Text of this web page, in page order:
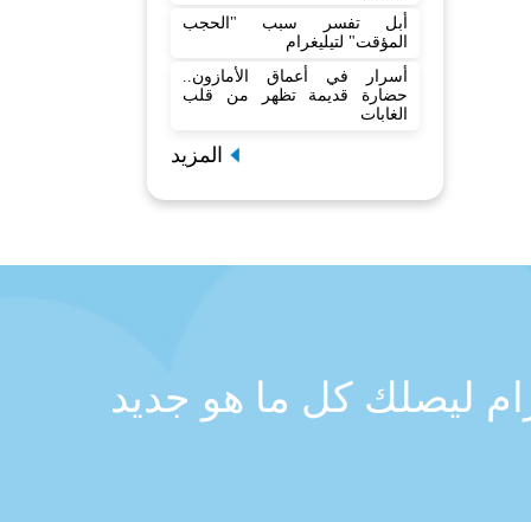
أبل تفسر سبب "الحجب
المؤقت" لتيليغرام
أسرار في أعماق الأمازون..
حضارة قديمة تظهر من قلب
الغابات
المزيد
ليصلك كل ما هو جديد